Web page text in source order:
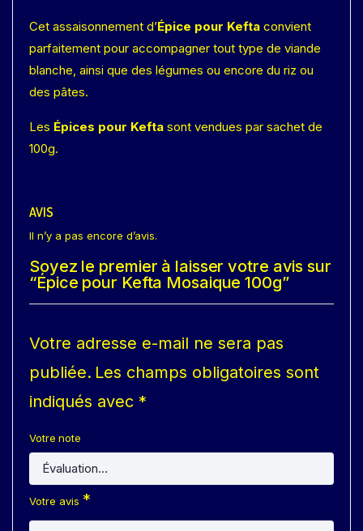
Cet assaisonnement d’Épice pour Kefta convient
parfaitement pour accompagner tout type de viande
blanche, ainsi que des légumes ou encore du riz ou
des pâtes.
Les Épices pour Kefta sont vendues par sachet de
100g.
AVIS
Il n’y a pas encore d’avis.
Soyez le premier à laisser votre avis sur
“Épice pour Kefta Mosaique 100g”
Votre adresse e-mail ne sera pas
publiée. Les champs obligatoires sont
indiqués avec *
Votre note
Votre avis *